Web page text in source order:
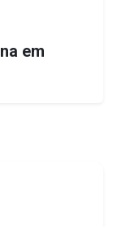
em